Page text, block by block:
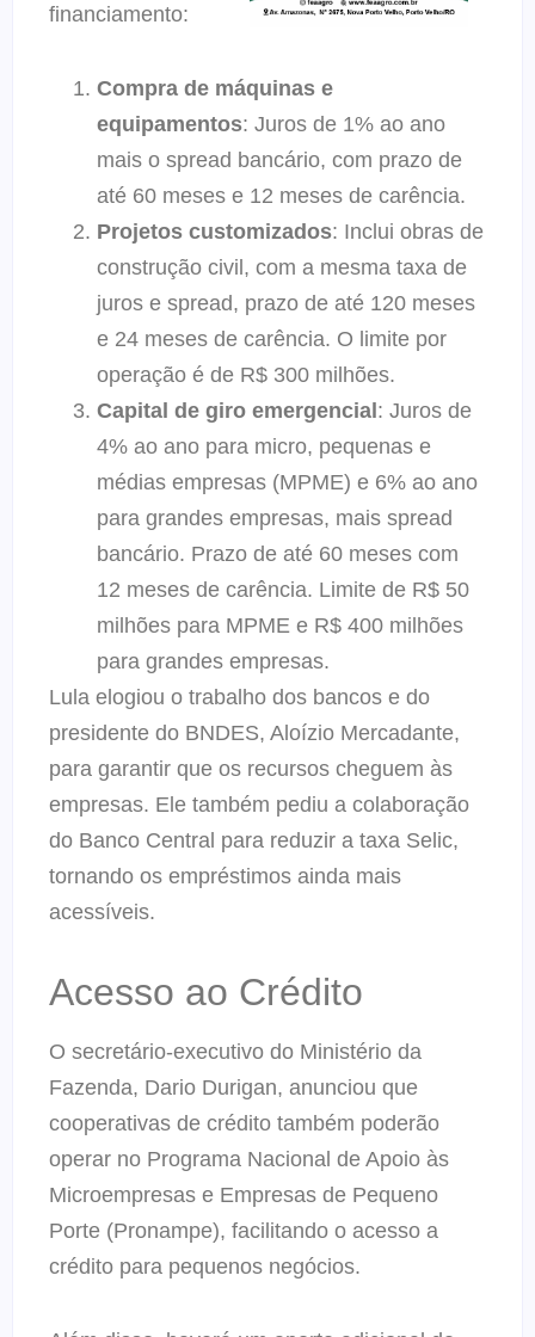
financiamento:
Compra de máquinas e
equipamentos: Juros de 1% ao ano
mais o spread bancário, com prazo de
até 60 meses e 12 meses de carência.
Projetos customizados: Inclui obras de
construção civil, com a mesma taxa de
juros e spread, prazo de até 120 meses
e 24 meses de carência. O limite por
operação é de R$ 300 milhões.
Capital de giro emergencial : Juros de
4% ao ano para micro, pequenas e
médias empresas (MPME) e 6% ao ano
para grandes empresas, mais spread
bancário. Prazo de até 60 meses com
12 meses de carência. Limite de R$ 50
milhões para MPME e R$ 400 milhões
para grandes empresas.
Lula elogiou o trabalho dos bancos e do
presidente do BNDES, Aloízio Mercadante,
para garantir que os recursos cheguem às
empresas. Ele também pediu a colaboração
do Banco Central para reduzir a taxa Selic,
tornando os empréstimos ainda mais
acessíveis.
Acesso ao Crédito
O secretário-executivo do Ministério da
Fazenda, Dario Durigan, anunciou que
cooperativas de crédito também poderão
operar no Programa Nacional de Apoio às
Microempresas e Empresas de Pequeno
Porte (Pronampe), facilitando o acesso a
crédito para pequenos negócios.